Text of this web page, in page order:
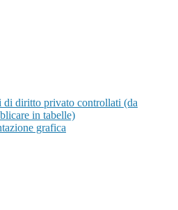
di diritto privato controllati (da
in tabelle)
grafica